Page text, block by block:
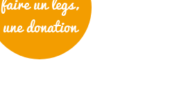
une donation